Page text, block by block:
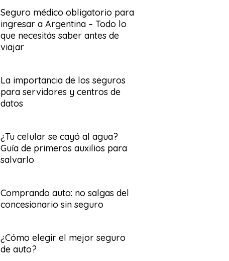
Seguro médico obligatorio para
ingresar a Argentina – Todo lo
que necesitás saber antes de
viajar
La importancia de los seguros
para servidores y centros de
datos
¿Tu celular se cayó al agua?
Guía de primeros auxilios para
salvarlo
Comprando auto: no salgas del
concesionario sin seguro
¿Cómo elegir el mejor seguro
de auto?